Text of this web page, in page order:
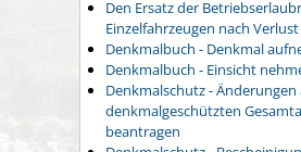
Den Ersatz der
Einzelfahrzeugen nach
Denkmalbuch - Denkmal
Denkmalbuch - Einsicht
Denkmalschutz - Änderungen
denkmalgeschützten
beantragen